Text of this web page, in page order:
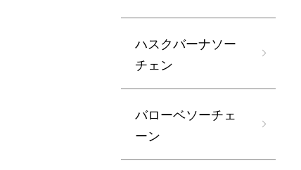
ハスクバーナソー
チェン
バローベソーチェ
ーン